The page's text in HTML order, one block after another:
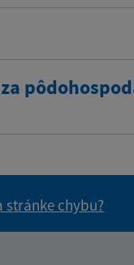
stránke chybu?